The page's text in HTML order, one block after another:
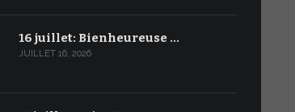
16 juillet: Bienheureuse …
JUILLET 16, 2026